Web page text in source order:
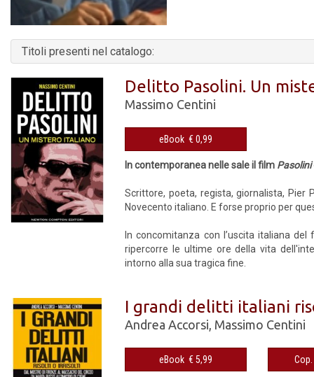
Titoli presenti nel catalogo:
Delitto Pasolini. Un
Massimo Centini
eBook € 0,99
In contemporanea nelle sale il film Pasolini
Scrittore, poeta, regista, giornalista, Pier
Novecento italiano. E forse proprio per
In concomitanza con l’uscita italiana
ripercorre le ultime ore della vita
intorno alla sua tragica fine.
I grandi delitti italiani
Andrea Accorsi Massimo Centini
eBook € 5,99